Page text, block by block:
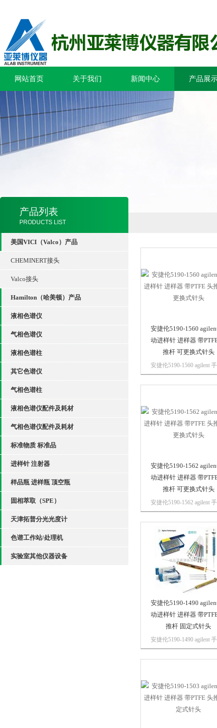
网站首页 关于我们 新闻中心 产品展
产品列表
PRODUCTS LIST
美国VICI（Valco）产品
CHEMINERT接头
Valco接头
Hamilton（哈美顿）产品
液相色谱仪
气相色谱仪
液相色谱柱
其它色谱仪
气相色谱柱
液相色谱仪配件及耗材
气相色谱仪配件及耗材
标准物质 标准品
进样针 注射器
样品瓶 进样瓶 顶空瓶
固相萃取（SPE）
天津拓普分光光度计
色谱工作站/处理机
实验室其他仪器设备
安捷伦5190-1560
动进样针 进样器 带
推杆 可更换式针头
安捷伦5190-1560 agilent
进样针 进样器 带PTFE 头
杆 可更换式针头明快亮
色彩斑斓。无论进行手动
释、萃取、富集或样品...
安捷伦5190-1562
动进样针 进样器 带
推杆 可更换式针头
安捷伦5190-1562 agilent
进样针 进样器 带PTFE 头
杆 可更换式针头明快亮
针筒颜色方便您识别进样
容积，同时又使实验室的
色彩斑斓。无论进行手动
释、萃取、富集或样品...
安捷伦5190-1490
动进样针 进样器 带
推杆 固定式针头
安捷伦5190-1490 agilent
进样针 进样器 带PTFE 头
杆 固定式针头明快亮丽
彩斑斓。无论进行手动稀
萃取、富集或样品前...